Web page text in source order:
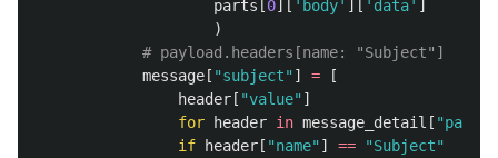
parts [0][ ' body' ][ ' data' ]
)
message [ "subject" ] =
[
header [ "value" ]
for
header in message_detail [ "
if
header [ "name" ] == "Subject"